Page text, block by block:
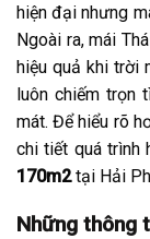
hiện đại nhưng
Ngoài ra, mái
hiệu quả khi trời
luôn chiếm trọn
mát. Để hiểu rõ
chi tiết quá trình
170m2tại Hải
Những thông